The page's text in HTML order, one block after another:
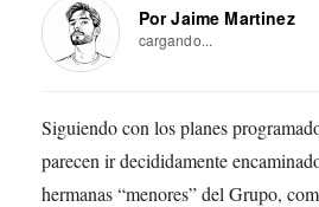
Por Jaime Martinez
cargando...
Siguiendo con los planes
parecen ir decididamente
hermanas “menores” del Grupo,